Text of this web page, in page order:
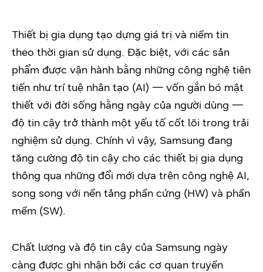
Thiết bị gia dụng tạo dựng giá trị và niềm tin
theo thời gian sử dụng. Đặc biệt, với các sản
phẩm được vận hành bằng những công nghệ tiên
tiến như trí tuệ nhân tạo (AI) — vốn gắn bó mật
thiết với đời sống hằng ngày của người dùng —
độ tin cậy trở thành một yếu tố cốt lõi trong trải
nghiệm sử dụng. Chính vì vậy, Samsung đang
tăng cường độ tin cậy cho các thiết bị gia dụng
thông qua những đổi mới dựa trên công nghệ AI,
song song với nền tảng phần cứng (HW) và phần
mềm (SW).
Chất lượng và độ tin cậy của Samsung ngày
càng được ghi nhận bởi các cơ quan truyền